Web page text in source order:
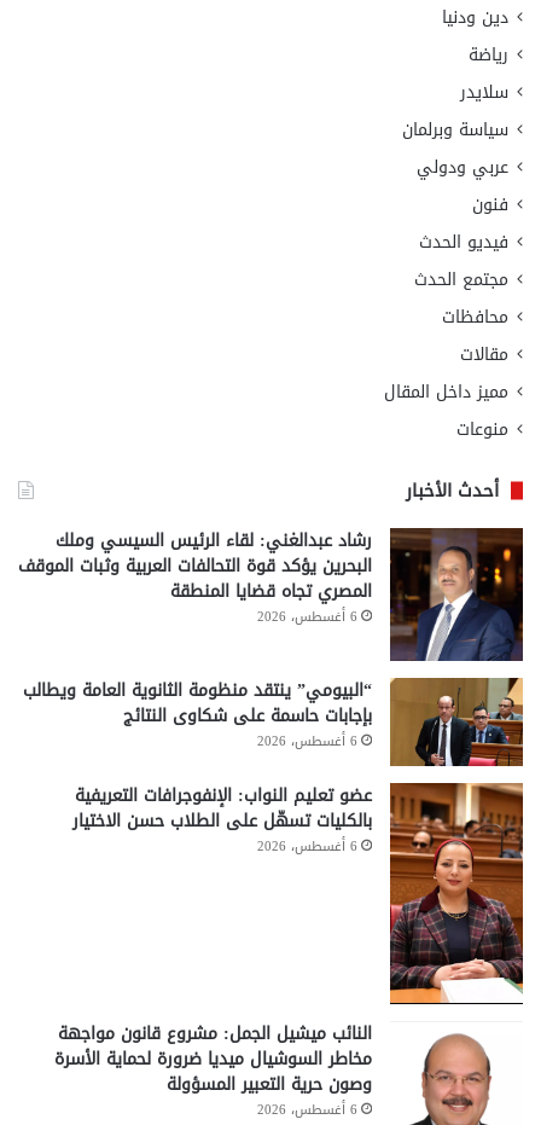
دين ودنيا
رياضة
سلايدر
سياسة وبرلمان
عربي ودولي
فنون
فيديو الحدث
مجتمع الحدث
محافظات
مقالات
مميز داخل المقال
منوعات
أحدث الأخبار
رشاد عبدالغني: لقاء الرئيس السيسي وملك
البحرين يؤكد قوة التحالفات العربية وثبات الموقف
المصري تجاه قضايا المنطقة
6 أغسطس، 2026
“البيومي” ينتقد منظومة الثانوية العامة ويطالب
بإجابات حاسمة على شكاوى النتائج
6 أغسطس، 2026
عضو تعليم النواب: الإنفوجرافات التعريفية
بالكليات تسهّل على الطلاب حسن الاختيار
6 أغسطس، 2026
النائب ميشيل الجمل: مشروع قانون مواجهة
مخاطر السوشيال ميديا ضرورة لحماية الأسرة
وصون حرية التعبير المسؤولة
6 أغسطس، 2026